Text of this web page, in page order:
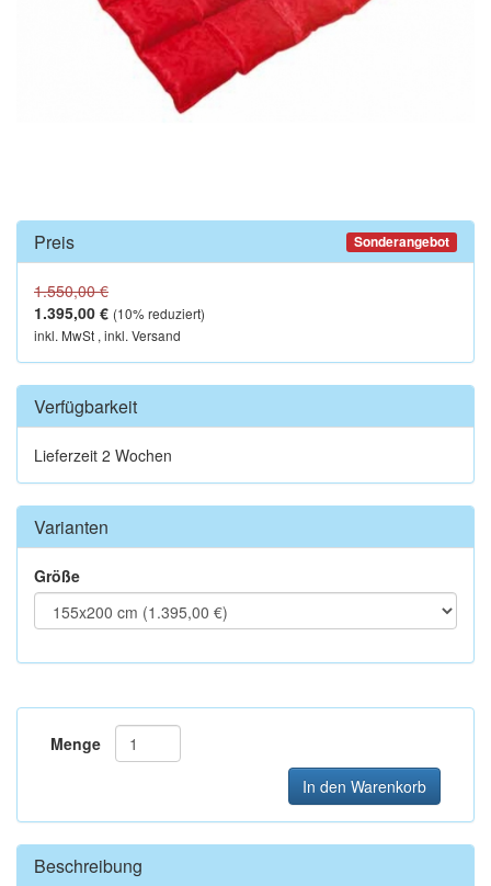
Preis Sonderangebot
1.550,00 €
1.395,00 € (10% reduziert)
inkl. MwSt , inkl. Versand
Verfügbarkeit
Lieferzeit 2 Wochen
Varianten
Größe
Menge
In den Warenkorb
Beschreibung